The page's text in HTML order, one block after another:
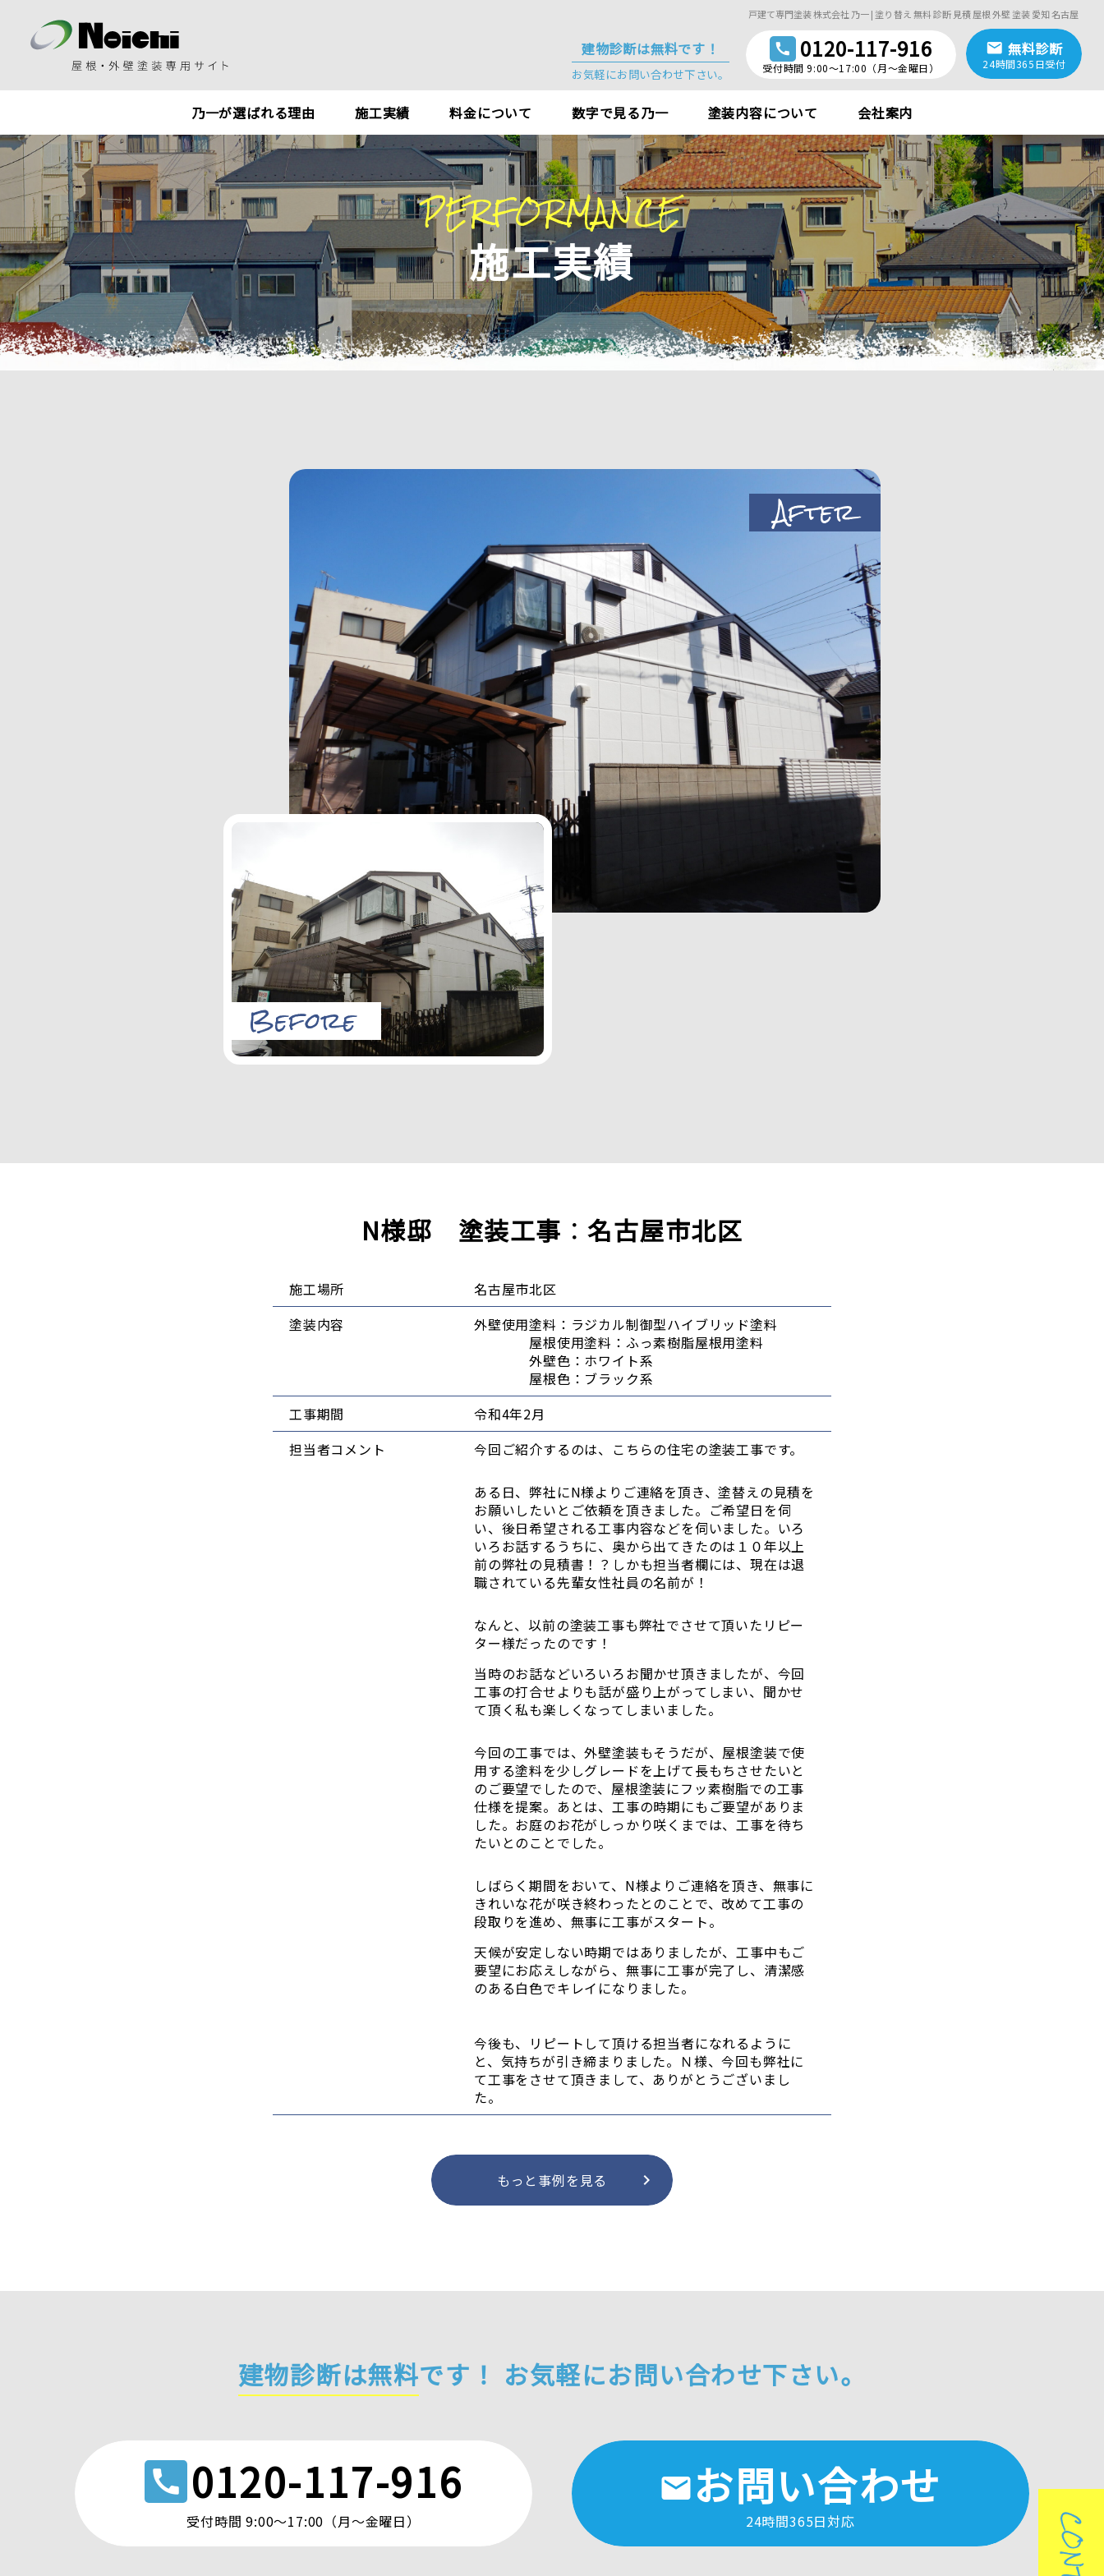
戸建て専門塗装 株式会社 乃一 | 塗り替え 無料 診断 見積 屋根 外壁 塗装 愛知 名古屋
建物診断は無料です！
お気軽にお問い合わせ下さい。
call 0120-117-916
受付時間 9:00〜17:00（月〜金曜日）
mail 無料診断
24時間365日受付
乃一が選ばれる理由 施工実績 料金について 数字で見る乃一 塗装内容について 会社案内
PERFORMANCE
施工実績
After
Before
N様邸 塗装工事 ：名古屋市北区
施工場所
名古屋市北区
塗装内容
外壁使用塗料：ラジカル制御型ハイブリッド塗料
屋根使用塗料：ふっ素樹脂屋根用塗料
外壁色：ホワイト系
屋根色：ブラック系
工事期間
令和4年2月
担当者コメント
今回ご紹介するのは、こちらの住宅の塗装工事です。
ある日、弊社にN様よりご連絡を頂き、塗替えの見積を
お願いしたいとご依頼を頂きました。ご希望日を伺
い、後日希望される工事内容などを伺いました。いろ
いろお話するうちに、奥から出てきたのは１０年以上
前の弊社の見積書！？しかも担当者欄には、現在は退
職されている先輩女性社員の名前が！
なんと、以前の塗装工事も弊社でさせて頂いたリピー
ター様だったのです！
当時のお話などいろいろお聞かせ頂きましたが、今回
工事の打合せよりも話が盛り上がってしまい、聞かせ
て頂く私も楽しくなってしまいました。
今回の工事では、外壁塗装もそうだが、屋根塗装で使
用する塗料を少しグレードを上げて長もちさせたいと
のご要望でしたので、屋根塗装にフッ素樹脂での工事
仕様を提案。あとは、工事の時期にもご要望がありま
した。お庭のお花がしっかり咲くまでは、工事を待ち
たいとのことでした。
しばらく期間をおいて、N様よりご連絡を頂き、無事に
きれいな花が咲き終わったとのことで、改めて工事の
段取りを進め、無事に工事がスタート。
天候が安定しない時期ではありましたが、工事中もご
要望にお応えしながら、無事に工事が完了し、清潔感
のある白色でキレイになりました。
今後も、リピートして頂ける担当者になれるように
と、気持ちが引き締まりました。Ｎ様、今回も弊社に
て工事をさせて頂きまして、ありがとうございまし
た。
もっと事例を見る keyboard_arrow_right
建物診断は無料です！ お気軽にお問い合わせ下さい。
call 0120-117-916
受付時間 9:00〜17:00（月〜金曜日）
mailお問い合わせ
24時間365日対応